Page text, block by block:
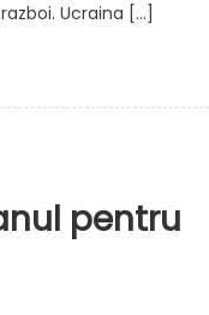
Ucraina […]
pentru